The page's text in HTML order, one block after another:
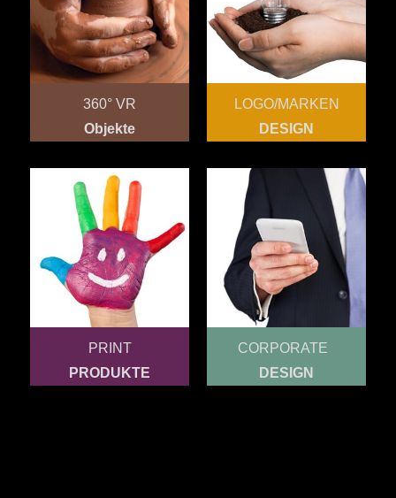
360° VR
Objekte
LOGO/MARKEN
DESIGN
PRINT
PRODUKTE
CORPORATE
DESIGN